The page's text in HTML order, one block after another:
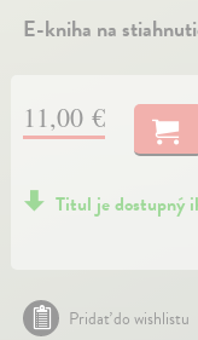
E-kniha na
11,00 €
Titul je dostupný
Pridať do wishlistu